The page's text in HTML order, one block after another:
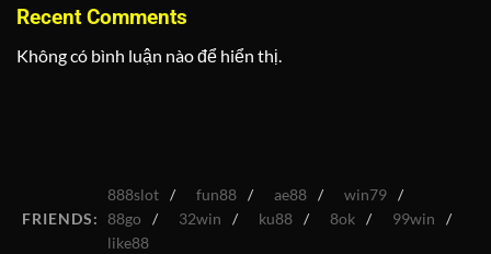
Recent Comments
Không có bình luận nào để hiển thị.
FRIENDS:
888slot fun88 ae88
win79
88go
32win ku88 8ok
99win
like88